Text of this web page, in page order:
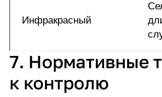
Инфракрасный
7. Нормативные
к контролю